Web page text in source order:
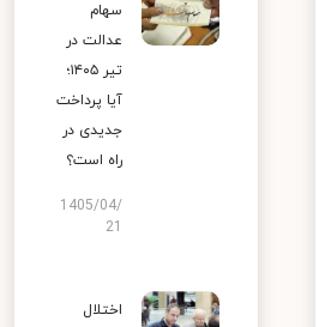
سهام
عدالت در
تیر ۱۴۰۵؛
آیا پرداخت
جدیدی در
راه است؟
1405/04/
اختلال